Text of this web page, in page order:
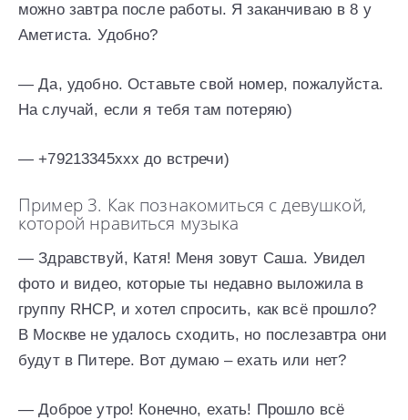
можно завтра после работы. Я заканчиваю в 8 у
Аметиста. Удобно?
— Да, удобно. Оставьте свой номер, пожалуйста.
На случай, если я тебя там потеряю)
— +79213345ххх до встречи)
Пример 3. Как познакомиться с девушкой,
которой нравиться музыка
— Здравствуй, Катя! Меня зовут Саша. Увидел
фото и видео, которые ты недавно выложила в
группу RHCP, и хотел спросить, как всё прошло?
В Москве не удалось сходить, но послезавтра они
будут в Питере. Вот думаю – ехать или нет?
— Доброе утро! Конечно, ехать! Прошло всё